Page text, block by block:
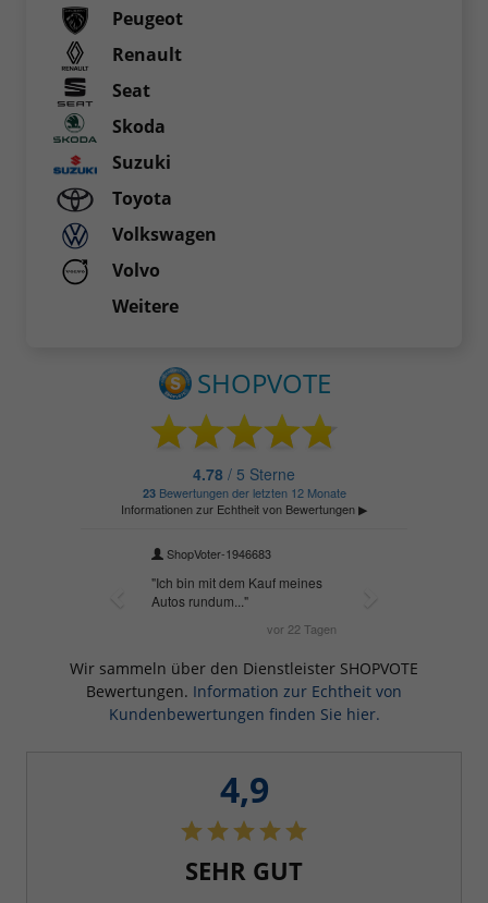
Peugeot
Renault
Seat
Skoda
Suzuki
Toyota
Volkswagen
Volvo
Weitere
Wir sammeln über den Dienstleister SHOPVOTE
Bewertungen. Information zur Echtheit von
Kundenbewertungen finden Sie hier.
4,9
SEHR GUT